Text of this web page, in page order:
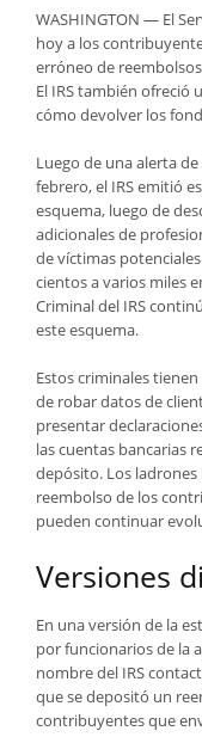
WASHINGTON — El
hoy a los
erróneo de
El IRS también ofreció
cómo devolver los
Luego de una alerta
febrero, el IRS emitió
esquema, luego de
adicionales de
de víctimas
cientos a varios miles
Criminal del IRS
este esquema.
Estos criminales
de robar datos de
presentar
las cuentas bancarias
depósito. Los ladrones
reembolso de los
pueden continuar
Versiones
En una versión de la
por funcionarios de la
nombre del IRS
que se depositó un
contribuyentes que